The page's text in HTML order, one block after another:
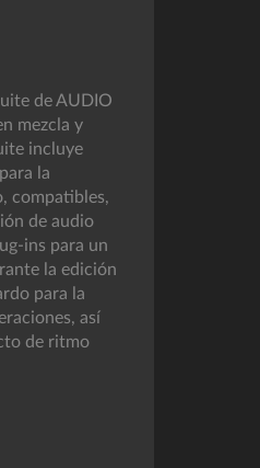
de AUDIO
mezcla y
incluye
la
compatibles,
de audio
ins para un
la edición
para la
así
de ritmo